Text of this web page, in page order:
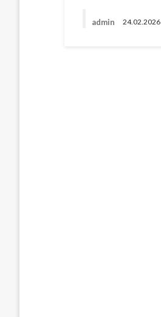
admin 24.02.2026